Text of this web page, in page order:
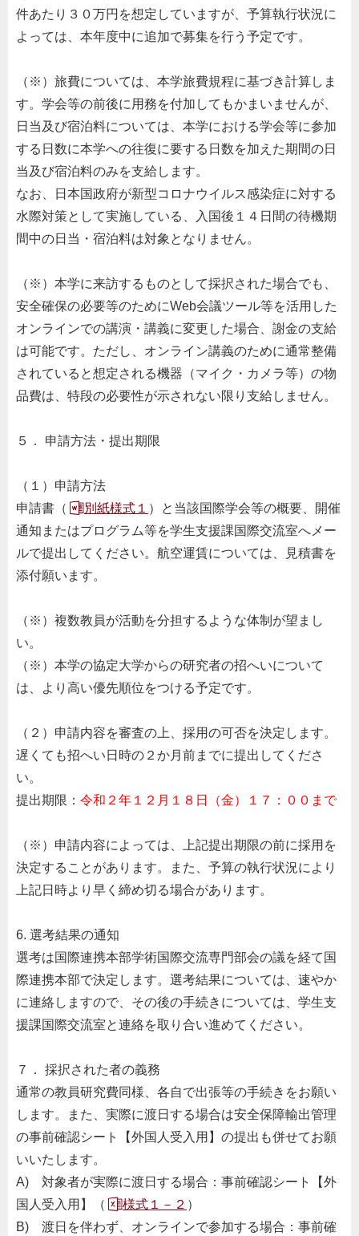
件あたり３０万円を想定していますが、予算執行状況に
よっては、本年度中に追加で募集を行う予定です。
（※）旅費については、本学旅費規程に基づき計算しま
す。学会等の前後に用務を付加してもかまいませんが、
日当及び宿泊料については、本学における学会等に参加
する日数に本学への往復に要する日数を加えた期間の日
当及び宿泊料のみを支給します。
なお、日本国政府が新型コロナウイルス感染症に対する
水際対策として実施している、入国後１４日間の待機期
間中の日当・宿泊料は対象となりません。
（※）本学に来訪するものとして採択された場合でも、
安全確保の必要等のためにWeb会議ツール等を活用した
オンラインでの講演・講義に変更した場合、謝金の支給
は可能です。ただし、オンライン講義のために通常整備
されていると想定される機器（マイク・カメラ等）の物
品費は、特段の必要性が示されない限り支給しません。
５． 申請方法・提出期限
（１）申請方法
申請書（
別紙様式１ ）と当該国際学会等の概要、開催
通知またはプログラム等を学生支援課国際交流室へメー
ルで提出してください。航空運賃については、見積書を
添付願います。
（※）複数教員が活動を分担するような体制が望まし
い。
（※）本学の協定大学からの研究者の招へいについて
は、より高い優先順位をつける予定です。
（２）申請内容を審査の上、採用の可否を決定します。
遅くても招へい日時の２か月前までに提出してくださ
い。
提出期限： 令和２年１２月１８日（金）１７：００まで
（※）申請内容によっては、上記提出期限の前に採用を
決定することがあります。また、予算の執行状況により
上記日時より早く締め切る場合があります。
6. 選考結果の通知
選考は国際連携本部学術国際交流専門部会の議を経て国
際連携本部で決定します。選考結果については、速やか
に連絡しますので、その後の手続きについては、学生支
援課国際交流室と連絡を取り合い進めてください。
７． 採択された者の義務
通常の教員研究費同様、各自で出張等の手続きをお願い
します。また、実際に渡日する場合は安全保障輸出管理
の事前確認シート【外国人受入用】の提出も併せてお願
いいたします。
A) 対象者が実際に渡日する場合：事前確認シート【外
国人受入用】（
様式１－２ ）
B) 渡日を伴わず、オンラインで参加する場合：事前確